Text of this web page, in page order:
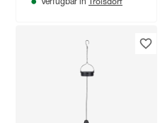
Verfügbar in